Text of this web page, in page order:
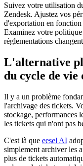
Suivez votre utilisation
Zendesk. Ajustez vos
d'exportation en fonction
Examinez votre
réglementations
L'alternative
du cycle de vie
Il y a un problème
l'archivage des tickets.
stockage, performances
les tickets qui n'ont pas
C'est là que eesel AI
simplement archiver les
plus de tickets